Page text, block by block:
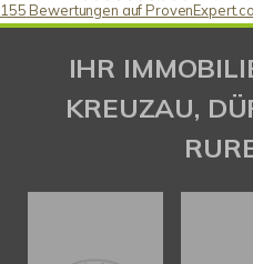
Gaspar
155 Bewertungen auf
IHR
KREUZAU,